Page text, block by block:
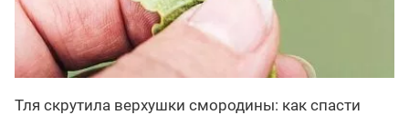
Тля скрутила верхушки смородины: как спасти